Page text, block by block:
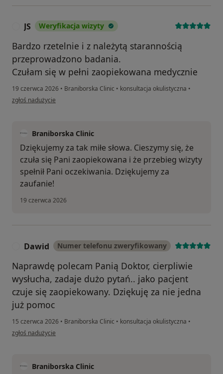
JS Weryfikacja wizyty
Bardzo rzetelnie i z należytą starannością
przeprowadzono badania.
Czułam się w pełni zaopiekowana medycznie
19 czerwca 2026 • Braniborska Clinic • konsultacja okulistyczna •
w opinii użytkownika JS
zgłoś nadużycie
Braniborska Clinic
Dziękujemy za tak miłe słowa. Cieszymy się, że
czuła się Pani zaopiekowana i że przebieg wizyty
spełnił Pani oczekiwania. Dziękujemy za
zaufanie!
19 czerwca 2026
Dawid Numer telefonu zweryfikowany
Naprawdę polecam Panią Doktor, cierpliwie
wysłucha, zadaje dużo pytań.. jako pacjent
czuje się zaopiekowany. Dziękuję za nie jedna
już pomoc
15 czerwca 2026 • Braniborska Clinic • konsultacja okulistyczna •
w opinii użytkownika Dawid
zgłoś nadużycie
Braniborska Clinic